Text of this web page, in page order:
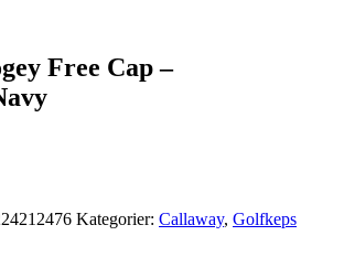
Free Cap –
Kategorier: Callaway, Golfkeps